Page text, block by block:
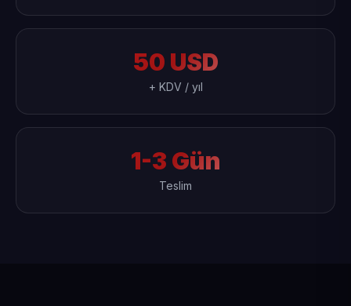
50 USD
+ KDV / yıl
1-3 Gün
Teslim